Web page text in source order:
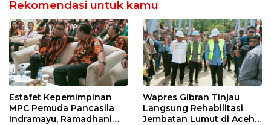
Rekomendasi untuk kamu
Estafet Kepemimpinan
MPC Pemuda Pancasila
Indramayu, Ramadhani
Wapres Gibran Tinjau
Langsung Rehabilitasi
Jembatan Lumut di Aceh